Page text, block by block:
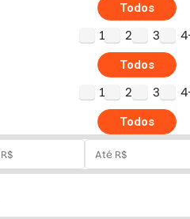
Todos
1 2 3
Todos
1 2 3
Todos